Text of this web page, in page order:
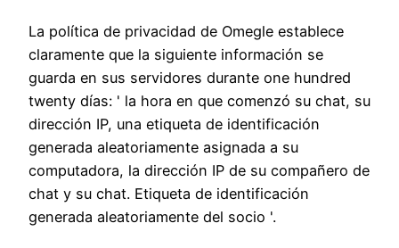
La política de privacidad de Omegle establece
claramente que la siguiente información se
guarda en sus servidores durante one hundred
twenty días: ' la hora en que comenzó su chat, su
dirección IP, una etiqueta de identificación
generada aleatoriamente asignada a su
computadora, la dirección IP de su compañero de
chat y su chat. Etiqueta de identificación
generada aleatoriamente del socio '.